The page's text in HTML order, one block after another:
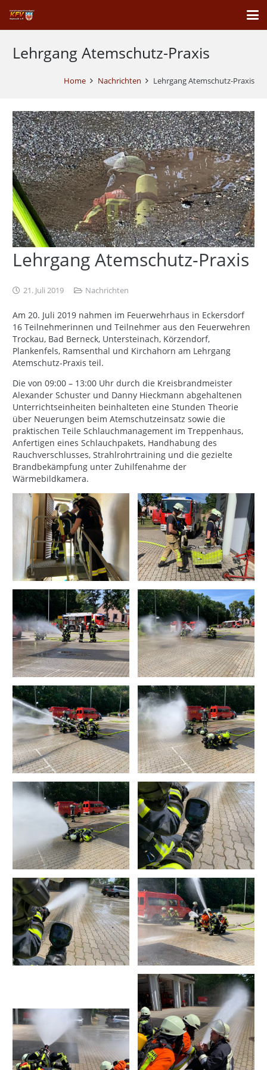
Lehrgang Atemschutz-Praxis
Home Nachrichten Lehrgang Atemschutz-Praxis
Lehrgang Atemschutz-Praxis
21. Juli 2019 Nachrichten
Am 20. Juli 2019 nahmen im Feuerwehrhaus in Eckersdorf
16 Teilnehmerinnen und Teilnehmer aus den Feuerwehren
Trockau, Bad Berneck, Untersteinach, Körzendorf,
Plankenfels, Ramsenthal und Kirchahorn am Lehrgang
Atemschutz-Praxis teil.
Die von 09:00 – 13:00 Uhr durch die Kreisbrandmeister
Alexander Schuster und Danny Hieckmann abgehaltenen
Unterrichtseinheiten beinhalteten eine Stunden Theorie
über Neuerungen beim Atemschutzeinsatz sowie die
praktischen Teile Schlauchmanagement im Treppenhaus,
Anfertigen eines Schlauchpakets, Handhabung des
Rauchverschlusses, Strahlrohrtraining und die gezielte
Brandbekämpfung unter Zuhilfenahme der
Wärmebildkamera.